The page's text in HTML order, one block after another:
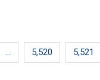
5,520 5,521